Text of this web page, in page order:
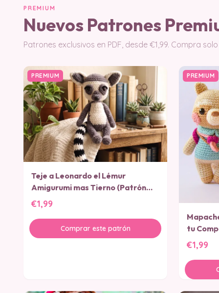
PREMIUM
Nuevos Patrones
Patrones exclusivos en PDF, desde €1,99. Compra
PREMIUM
Teje a Leonardo el Lémur
Amigurumi mas Tierno (Patrón
PDF)
€1,99
Comprar este patrón
PREMIUM
tu
€1,99